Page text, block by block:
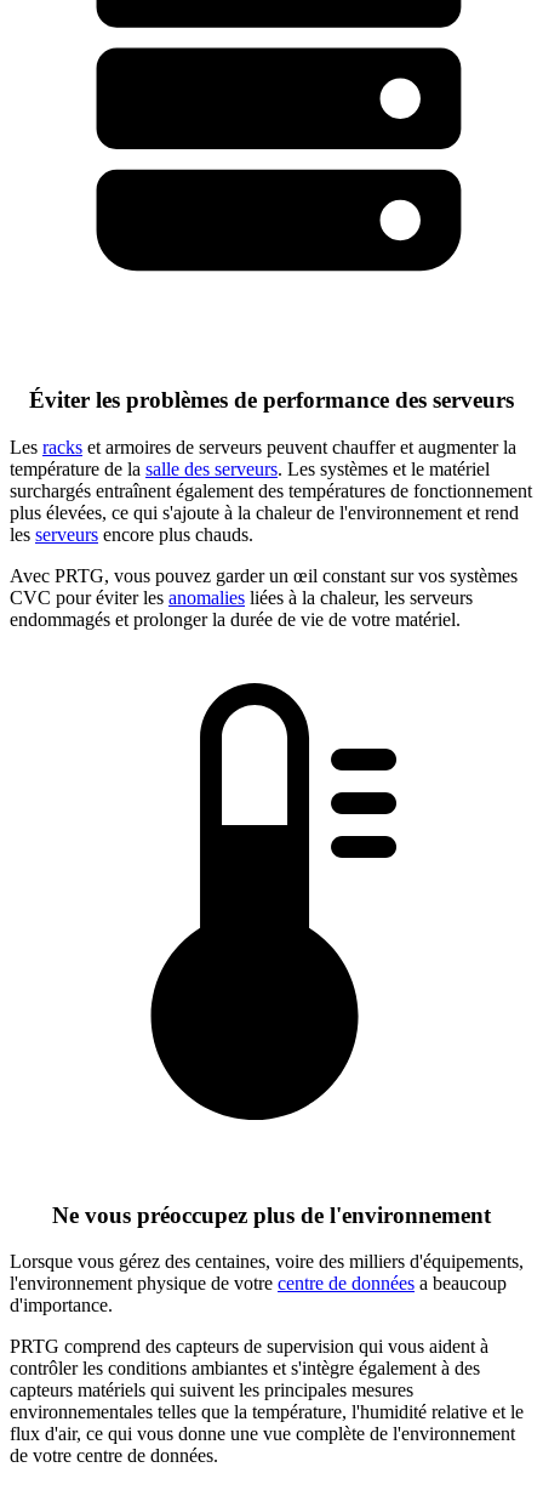
Éviter les problèmes de performance des serveurs
Les racks et armoires de serveurs peuvent chauffer et augmenter la
température de la salle des serveurs. Les systèmes et le matériel
surchargés entraînent également des températures de fonctionnement
plus élevées, ce qui s'ajoute à la chaleur de l'environnement et rend
les serveurs encore plus chauds.
Avec PRTG, vous pouvez garder un œil constant sur vos systèmes
CVC pour éviter les anomalies liées à la chaleur, les serveurs
endommagés et prolonger la durée de vie de votre matériel.
Ne vous préoccupez plus de l'environnement
Lorsque vous gérez des centaines, voire des milliers d'équipements,
l'environnement physique de votre centre de données a beaucoup
d'importance.
PRTG comprend des capteurs de supervision qui vous aident à
contrôler les conditions ambiantes et s'intègre également à des
capteurs matériels qui suivent les principales mesures
environnementales telles que la température, l'humidité relative et le
flux d'air, ce qui vous donne une vue complète de l'environnement
de votre centre de données.